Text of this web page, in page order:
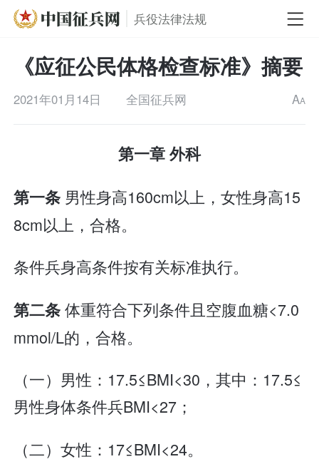
兵役法律法规
《应征公民体格检查标准》摘要
2021年01月14日 全国征兵网 AA
第一章 外科
第一条 男性身高160cm以上，女性身高15
8cm以上，合格。
条件兵身高条件按有关标准执行。
第二条体重符合下列条件且空腹血糖<7.0
mmol/L的，合格。
（一）男性：17.5≤BMI<30，其中：17.5≤
男性身体条件兵BMI<27；
（二）女性：17≤BMI<24。